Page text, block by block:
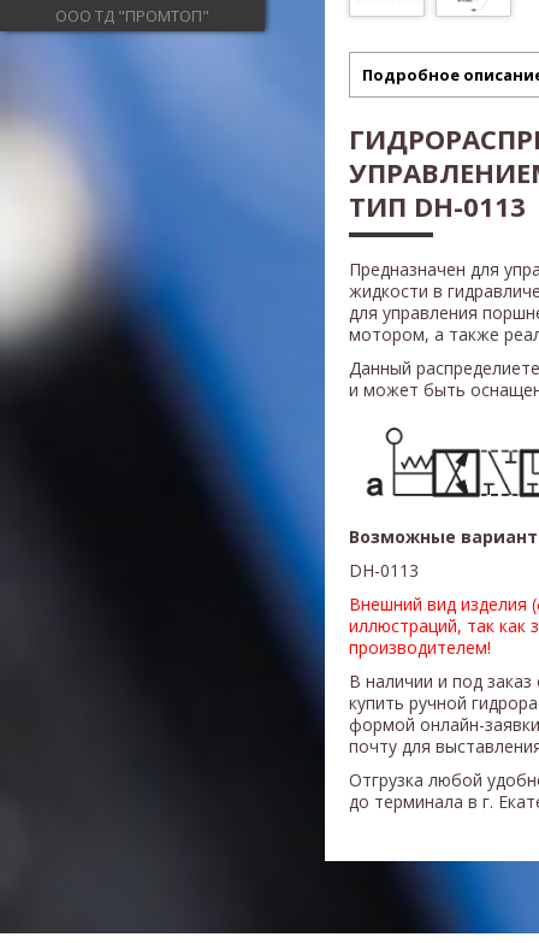
ООО ТД "ПРОМТОП"
Подробное
ТИП DH-0113
Предназначен для
жидкости в
для управления
мотором, а также
Данный
и может быть
Возможные
DH-0113
Внешний вид изделия
иллюстраций, так как
производителем!
В наличии и под
купить ручной
формой онлайн-
почту для
Отгрузка любой
до терминала в г.